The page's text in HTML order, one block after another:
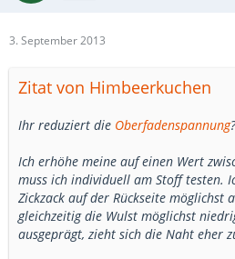
3. September 2013
Zitat von Himbeerkuchen
Ihr reduziert die Oberfadenspannung?
Ich erhöhe meine auf einen Wert
muss ich individuell am Stoff testen.
Zickzack auf der Rückseite möglichst
gleichzeitig die Wulst möglichst
ausgeprägt, zieht sich die Naht eher